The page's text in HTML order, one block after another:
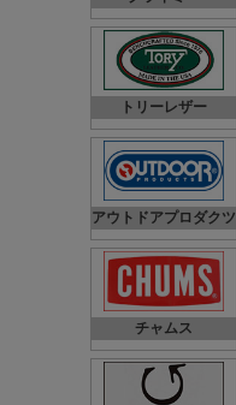
トリーレザー
アウトドアプロダクツ
チャムス